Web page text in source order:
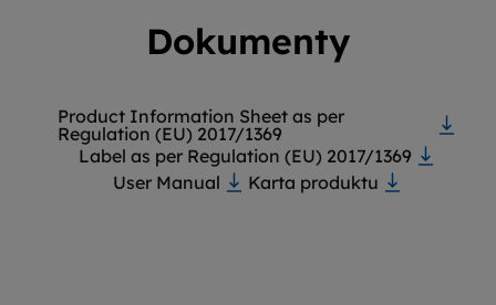
Dokumenty
Product Information Sheet as per
Regulation (EU) 2017/1369
Label as per Regulation (EU) 2017/1369
User Manual
Karta produktu